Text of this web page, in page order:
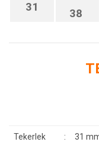
31 38
Tekerlek
: 31